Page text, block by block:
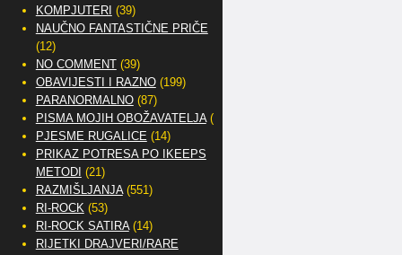
KOMPJUTERI (39)
NAUČNO FANTASTIČNE PRIČE
(12)
NO COMMENT(39)
OBAVIJESTI I RAZNO(199)
PARANORMALNO(87)
PISMA MOJIH OBOŽAVATELJA(2)
PJESME RUGALICE (14)
PRIKAZ POTRESA PO IKEEPS
METODI (21)
RAZMIŠLJANJA(551)
RI-ROCK(53)
RI-ROCK SATIRA(14)
RIJETKI DRAJVERI/RARE